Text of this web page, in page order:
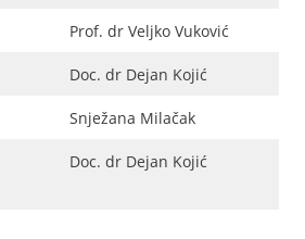
Prof. dr Veljko Vuković
Doc. dr Dejan Kojić
Snježana Milačak
Doc. dr Dejan Kojić